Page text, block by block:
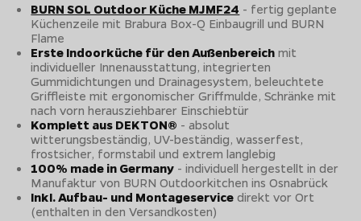
BURN SOL Outdoor Küche MJMF24 - fertig geplante
Küchenzeile mit Brabura Box-Q Einbaugrill und BURN
Flame
Erste Indoorküche für den Außenbereich mit
individueller Innenausstattung, integrierten
Gummidichtungen und Drainagesystem, beleuchtete
Griffleiste mit ergonomischer Griffmulde, Schränke mit
nach vorn herausziehbarer Einschiebtür
Komplett aus DEKTON® - absolut
witterungsbeständig, UV-beständig, wasserfest,
frostsicher, formstabil und extrem langlebig
100% made in Germany - individuell hergestellt in der
Manufaktur von BURN Outdoorkitchen ins Osnabrück
Inkl. Aufbau- und Montageservice direkt vor Ort
(enthalten in den Versandkosten)